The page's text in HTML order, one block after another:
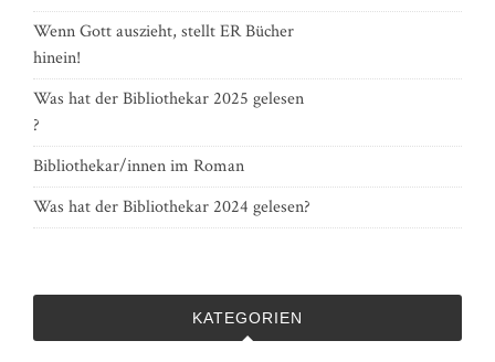
Wenn Gott auszieht, stellt ER Bücher
hinein!
Was hat der Bibliothekar 2025 gelesen
?
Bibliothekar/innen im Roman
Was hat der Bibliothekar 2024 gelesen?
KATEGORIEN